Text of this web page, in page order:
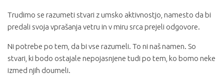
Trudimo se razumeti stvari z umsko aktivnostjo, namesto da bi
predali svoja vprašanja vetru in v miru srca prejeli odgovore.
Ni potrebe po tem, da bi vse razumeli. To ni naš namen. So
stvari, ki bodo ostajale nepojasnjene tudi po tem, ko bomo neke
izmed njih doumeli.